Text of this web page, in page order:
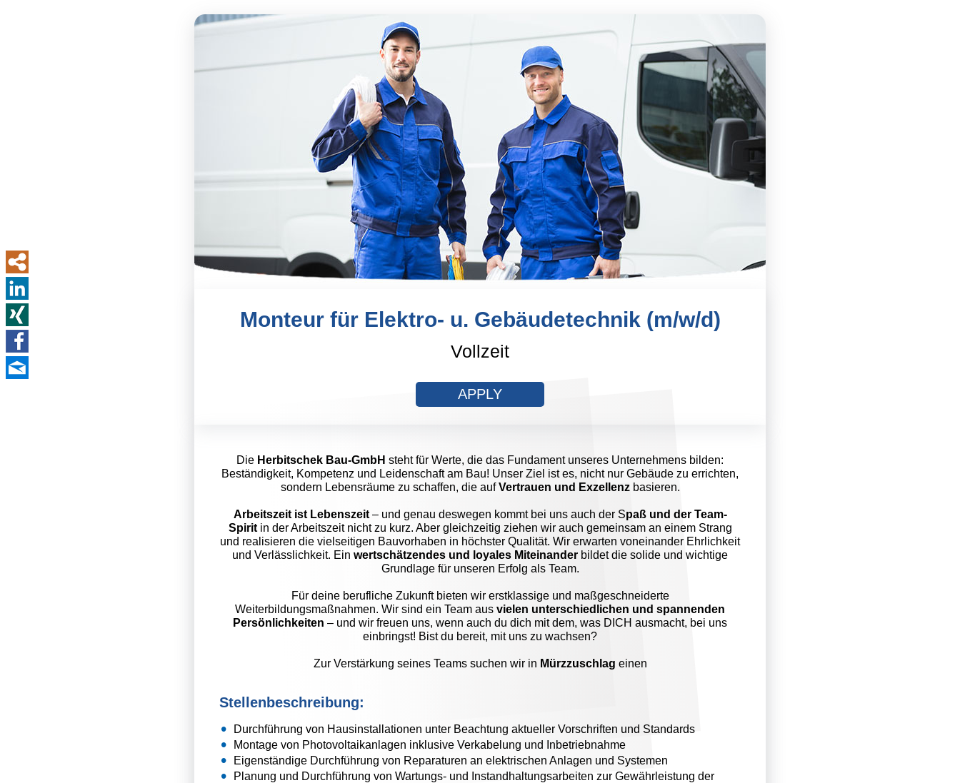
Monteur für Elektro- u. Gebäudetechnik (m/w/d)
Vollzeit
APPLY
Die Herbitschek Bau-GmbH steht für Werte, die das Fundament unseres Unternehmens bilden:
Beständigkeit, Kompetenz und Leidenschaft am Bau! Unser Ziel ist es, nicht nur Gebäude zu errichten,
sondern Lebensräume zu schaffen, die aufVertrauen und Exzellenzbasieren.
Arbeitszeit ist Lebenszeit – und genau deswegen kommt bei uns auch der Spaß und der Team-
Spiritin der Arbeitszeit nicht zu kurz. Aber gleichzeitig ziehen wir auch gemeinsam an einem Strang
und realisieren die vielseitigen Bauvorhaben in höchster Qualität. Wir erwarten voneinander Ehrlichkeit
und Verlässlichkeit. Ein wertschätzendes und loyales Miteinander bildet die solide und wichtige
Grundlage für unseren Erfolg als Team.
Für deine berufliche Zukunft bieten wir erstklassige und maßgeschneiderte
Weiterbildungsmaßnahmen. Wir sind ein Team aus vielen unterschiedlichen und spannenden
Persönlichkeiten – und wir freuen uns, wenn auch du dich mit dem, was DICH ausmacht, bei uns
einbringst! Bist du bereit, mit uns zu wachsen?
Zur Verstärkung seines Teams suchen wir in Mürzzuschlag einen
Stellenbeschreibung:
Durchführung von Hausinstallationen unter Beachtung aktueller Vorschriften und Standards
Montage von Photovoltaikanlagen inklusive Verkabelung und Inbetriebnahme
Eigenständige Durchführung von Reparaturen an elektrischen Anlagen und Systemen
Planung und Durchführung von Wartungs- und Instandhaltungsarbeiten zur Gewährleistung der